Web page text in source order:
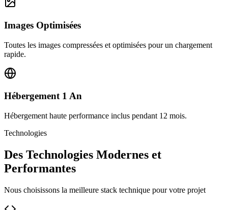
Images Optimisées
Toutes les images compressées et optimisées pour un chargement
rapide.
Hébergement 1 An
Hébergement haute performance inclus pendant 12 mois.
Technologies
Des Technologies Modernes et
Performantes
Nous choisissons la meilleure stack technique pour votre projet